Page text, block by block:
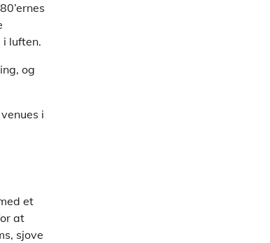
luften.
og
i
et
at
sjove